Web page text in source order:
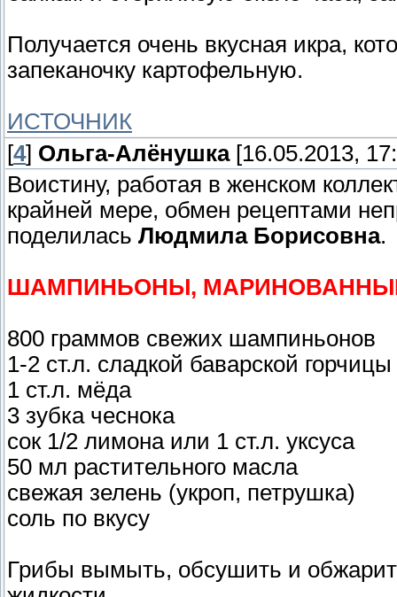
Получается очень вкусная икра,
запеканочку картофельную.
ИСТОЧНИК
[4] Ольга-Алёнушка[16.05.2013,
Воистину, работая в женском
крайней мере, обмен рецептами
поделилась Людмила Борисовна.
ШАМПИНЬОНЫ,
800 граммов свежих шампиньонов
1-2 ст.л. сладкой баварской горчицы
1 ст.л. мёда
3 зубка чеснока
сок 1/2 лимона или 1 ст.л. уксуса
50 мл растительного масла
свежая зелень (укроп, петрушка)
соль по вкусу
Грибы вымыть, обсушить и